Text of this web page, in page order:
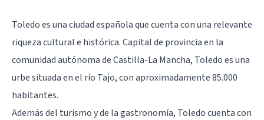
Toledo es una ciudad española que cuenta con una relevante
riqueza cultural e histórica. Capital de provincia en la
comunidad autónoma de Castilla-La Mancha, Toledo es una
urbe situada en el río Tajo, con aproximadamente 85.000
habitantes.
Además del turismo y de la gastronomía, Toledo cuenta con